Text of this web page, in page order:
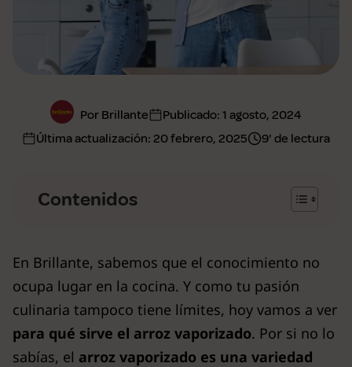
Por Brillante Publicado: 1 agosto, 2024
Última actualización: 20 febrero, 2025 9' de lectura
Contenidos
En Brillante, sabemos que el conocimiento no
ocupa lugar en la cocina. Y como tu pasión
culinaria tampoco tiene límites, hoy vamos a ver
para qué sirve el arroz vaporizado. Por si no lo
sabías, el arroz vaporizado es una variedad